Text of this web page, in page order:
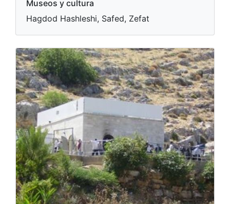
Museos y cultura
Hagdod Hashleshi, Safed, Zefat